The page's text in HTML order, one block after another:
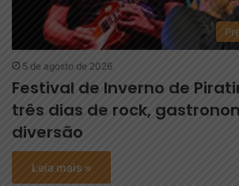
5 de agosto de 2026
Festival de Inverno de
três dias de rock,
diversão
Leia mais »